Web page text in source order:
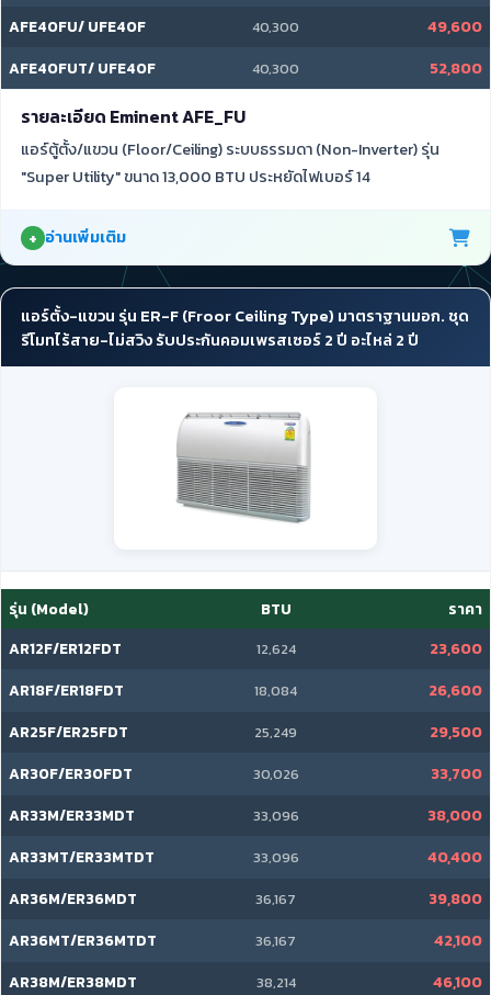
AFE40FU/ UFE40F 40,300 49,600
AFE40FUT/ UFE40F 40,300 52,800
รายละเอียด Eminent AFE_FU
แอร์ตู้ตั้ง/แขวน (Floor/Ceiling) ระบบธรรมดา (Non-Inverter) รุ่น
"Super Utility" ขนาด 13,000 BTU ประหยัดไฟเบอร์ 14
อ่านเพิ่มเติม
แอร์ตั้ง-แขวน รุ่น ER-F (Froor Ceiling Type) มาตราฐานมอก. ชุด
รีโมทไร้สาย-ไม่สวิง รับประกันคอมเพรสเซอร์ 2 ปี อะไหล่ 2 ปี
รุ่น (Model) BTU
ราคา
AR12F/ER12FDT
12,624 23,600
AR18F/ER18FDT 18,084 26,600
AR25F/ER25FDT 25,249 29,500
AR30F/ER30FDT 30,026 33,700
AR33M/ER33MDT 33,096 38,000
AR33MT/ER33MTDT 33,096 40,400
AR36M/ER36MDT 36,167 39,800
AR36MT/ER36MTDT 36,167 42,100
AR38M/ER38MDT 38,214 46,100